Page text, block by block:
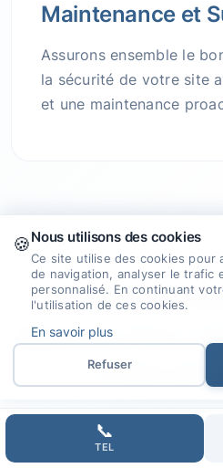
Maintenance et
Assurons ensemble le
la sécurité de votre site
et une maintenance
Pourquoi
agence pour
internet
📞
TEL
🍪Nous utilisons des cookies
Ce site utilise des cookies pour
de navigation, analyser le trafic
personnalisé. En continuant
l'utilisation de ces cookies.
En savoir plus
Refuser